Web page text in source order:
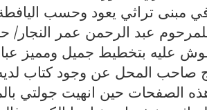
في مبنى تراثي يعود وحسب
عبد الرحمن عمر النجار/
عليه بتخطيط جميل ومميز
صاحب المحل عن وجود كتاب
الصفحات حين انهيت جولتي